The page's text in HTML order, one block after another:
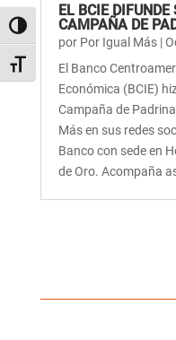
Alternar alto contraste
Alternar tamaño de letra
EL BCIE
CAMPAÑA DE
por Por Igual Más|
El Banco
Económica (BCIE)
Campaña de
Más en sus redes
Banco con sede en
de Oro. Acompaña